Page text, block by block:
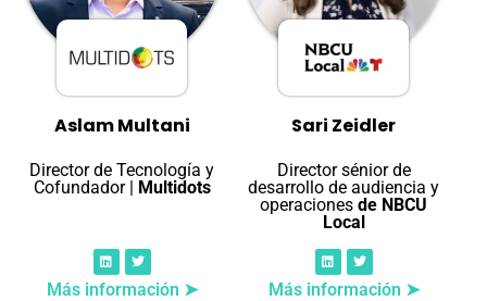
Aslam Multani
Director de Tecnología y
Cofundador | Multidots
Más información ➤
Sari Zeidler
Director sénior de
desarrollo de audiencia y
operaciones de NBCU
Local
Más información ➤